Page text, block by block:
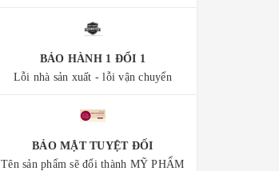
BẢO HÀNH 1 ĐỔI 1
Lỗi nhà sản xuất - lỗi vận chuyển
BẢO MẬT TUYỆT ĐỐI
Tên sản phẩm sẽ đổi thành MỸ PHẨM